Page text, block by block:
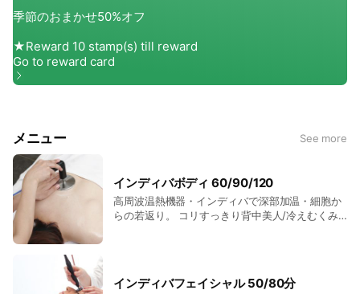
メニュー See more
インディバボディ 60/90/120
高周波温熱機器・インディバで深部加温・細胞か
らの若返り。 コリすっきり背中美人/冷えむくみ
インディバフェイシャル 50/80分